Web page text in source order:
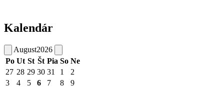
Kalendár
August2026
Po Ut St Št Pia So Ne
27 28 29 30 31 1
2
3
4 5 6 7 8
9